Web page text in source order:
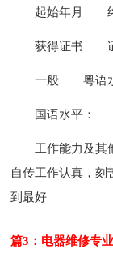
起始年月
获得证书
一般 粤语
国语水平：
工作能力及其
自传工作认真，刻
到最好
篇3：电器维修专